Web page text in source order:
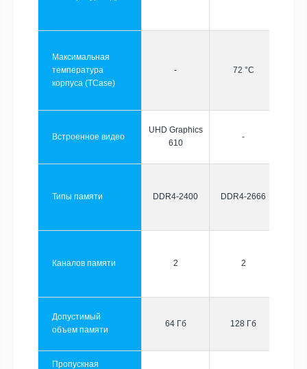
Максимальная
температура
корпуса (TCase)
- 72 °C
Встроенное видео
UHD Graphics
610
-
Типы памяти DDR4-2400 DDR4-2666
Каналов памяти 2 2
Допустимый
объем памяти
64 Гб 128 Гб
Пропускная